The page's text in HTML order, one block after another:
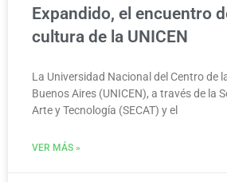
Expandido, el encuentro
cultura de la UNICEN
La Universidad Nacional del Centro de
Buenos Aires (UNICEN), a través de la
Arte y Tecnología (SECAT) y el
VER MÁS »